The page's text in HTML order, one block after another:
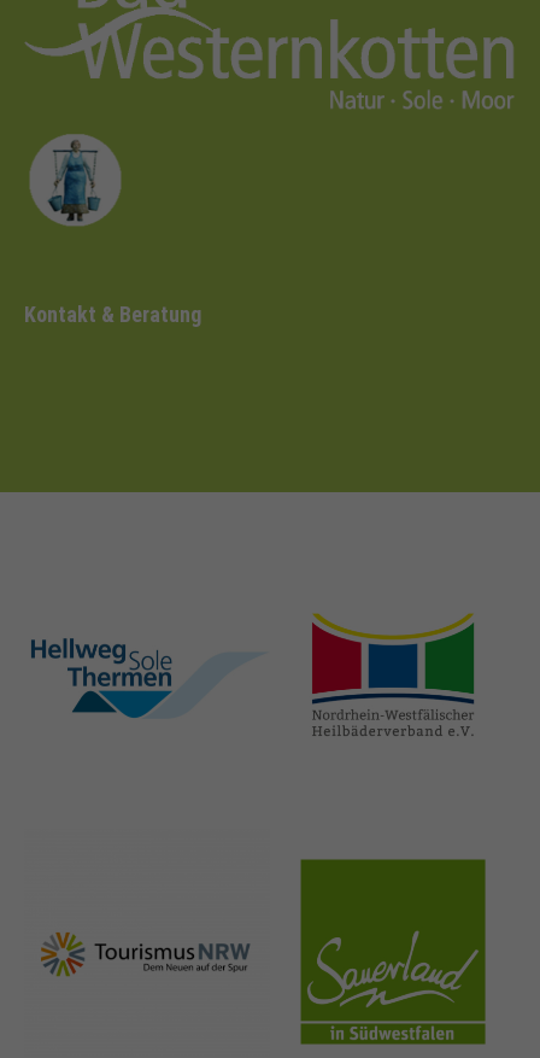
Kontakt & Beratung
hellweg-sole-
thermen.de
heilbaeder.de
nrw-
tourismus.de
sauerland.co
m